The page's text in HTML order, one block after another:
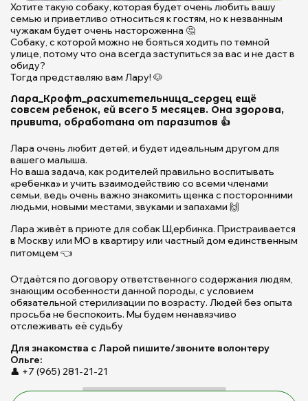
Хотите такую собаку, которая будет очень любить вашу
семью и приветливо относиться к гостям, но к незванным
чужакам будет очень настороженна 🤔
Собаку, с которой можно не бояться ходить по темной
улице, потому что она всегда заступиться за вас и не даст в
обиду?
Тогда представляю вам Лару! 🐶
Лара_Крофт_расхитетельница_сердец ещё
совсем ребенок, ей всего 5 месяцев. Она здорова,
привита, обработана от паразитов 👍
Лара очень любит детей, и будет идеальным другом для
вашего малыша.
Но ваша задача, как родителей правильно воспитывать
«ребенка» и учить взаимодействию со всеми членами
семьи, ведь очень важно знакомить щенка с посторонними
людьми, новыми местами, звуками и запахами 🙌
Лара живёт в приюте для собак Щербинка. Пристраивается
в Москву или МО в квартиру или частный дом единственным
питомцем 👈
Отдаётся по договору ответственного содержания людям,
знающим особенности данной породы, с условием
обязательной стерилизации по возрасту. Людей без опыта
просьба не беспокоить. Мы будем ненавязчиво
отслеживать её судьбу
Для знакомства с Ларой пишите/звоните волонтеру
Ольге:
👤 +7 (965) 281-21-21